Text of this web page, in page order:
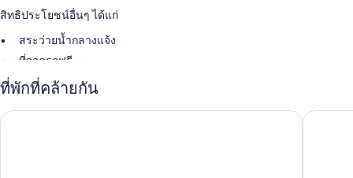
สิทธิประโยชน์อื่นๆ ได้แก่
สระว่ายน้ำกลางแจ้ง
ที่จอดรถฟรี
เฟอร์นิเจอร์กลางแจ้ง, ทีวีในล็อบบี้ และบริการจองทัวร์/ตั๋ว
สิ่งอำนวยความสะดวกในห้องพัก
ที่พักที่คล้ายกัน
Furadouro Boutique Hotel Beach & Spa Hotel